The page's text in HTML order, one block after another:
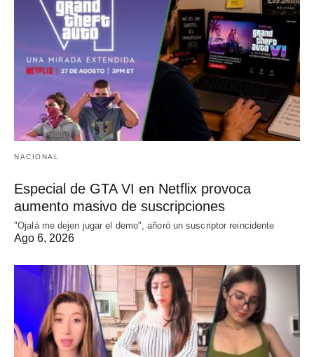
NACIONAL
Especial de GTA VI en Netflix provoca
aumento masivo de suscripciones
"Ojalá me dejen jugar el demo", añoró un suscriptor reincidente
Ago 6, 2026